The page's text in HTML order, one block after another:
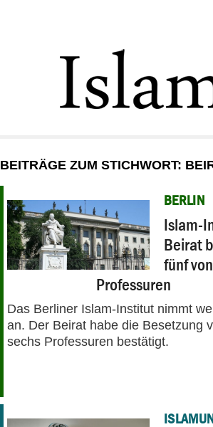
GESELLSCHAFT
STARTSEITE
DEBATTE
PANORAMA
BEITRÄGE ZUM STICHWORT:
BERLIN
Islam-
Beirat
fünf
Professuren
Das Berliner Islam-Institut nimmt
an. Der Beirat habe die Besetzung
sechs Professuren bestätigt.